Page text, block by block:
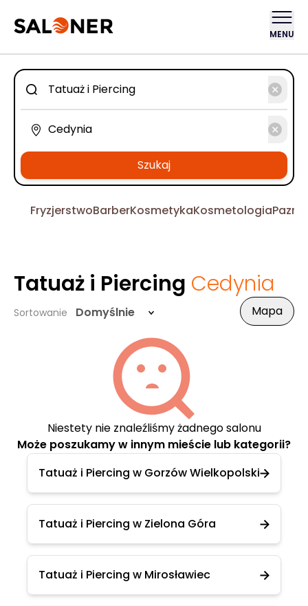
MENU
Szukaj
FryzjerstwoBarberKosmetykaKosmetologia
Tatuaż i Piercing Cedynia
Sortowanie Domyślnie Mapa
Niestety nie znaleźliśmy żadnego salonu
Może poszukamy w innym mieście lub kategorii?
Tatuaż i Piercing w Gorzów Wielkopolski
Tatuaż i Piercing w Zielona Góra
Tatuaż i Piercing w Mirosławiec